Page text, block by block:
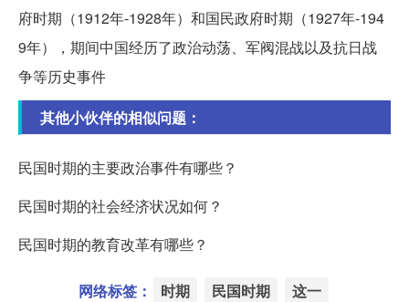
府时期（1912年-1928年）和国民政府时期（1927年-194
9年），期间中国经历了政治动荡、军阀混战以及抗日战
争等历史事件
其他小伙伴的相似问题：
民国时期的主要政治事件有哪些？
民国时期的社会经济状况如何？
民国时期的教育改革有哪些？
网络标签： 时期 民国时期 这一